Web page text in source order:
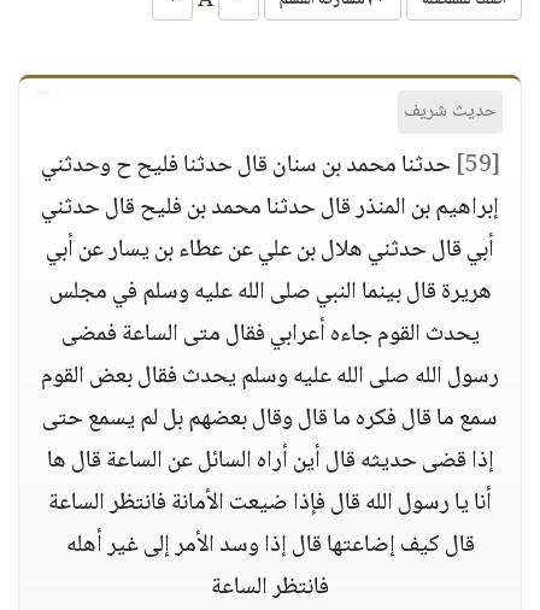
حديث شريف
[59]
حدثنا محمد بن سنان قال حدثنا فليح ح وحدثني
إبراهيم بن المنذر قال حدثنا محمد بن فليح قال حدثني
أبي قال حدثني هلال بن علي عن عطاء بن يسار عن أبي
هريرة قال بينما النبي صلى الله عليه وسلم في مجلس
يحدث القوم جاءه أعرابي فقال متى الساعة فمضى
رسول الله صلى الله عليه وسلم يحدث فقال بعض القوم
سمع ما قال فكره ما قال وقال بعضهم بل لم يسمع حتى
إذا قضى حديثه قال أين أراه السائل عن الساعة قال ها
أنا يا رسول الله قال فإذا ضيعت الأمانة فانتظر الساعة
قال كيف إضاعتها قال إذا وسد الأمر إلى غير أهله
فانتظر الساعة